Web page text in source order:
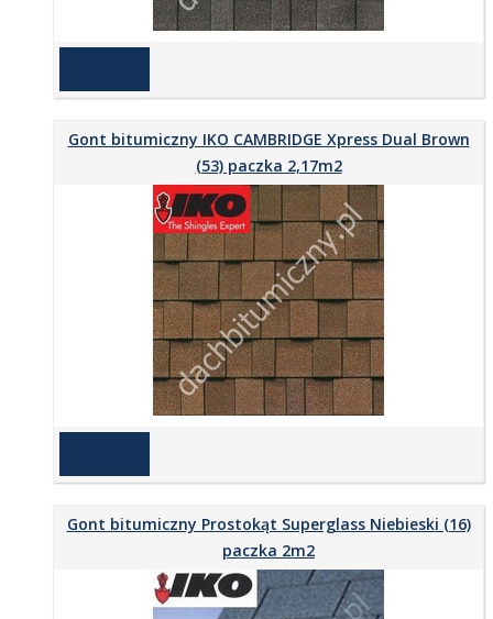
Gont bitumiczny IKO CAMBRIDGE Xpress Dual Brown
(53) paczka 2,17m2
Gont bitumiczny Prostokąt Superglass Niebieski (16)
paczka 2m2